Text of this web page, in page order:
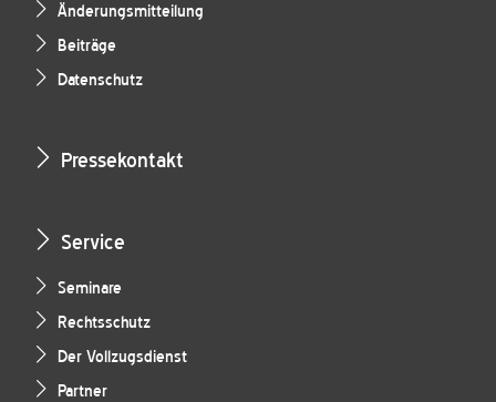
Änderungsmitteilung
Beiträge
Datenschutz
Pressekontakt
Service
Seminare
Rechtsschutz
Der Vollzugsdienst
Partner